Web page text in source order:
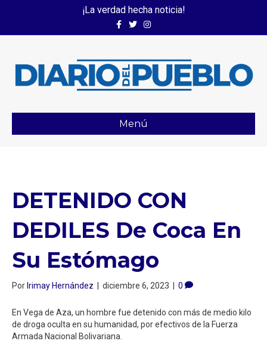
¡La verdad hecha noticia!
FacebookTwitterInstagram
Menú
DETENIDO CON
DEDILES De Coca En
Su Estómago
PorIrimay Hernández | diciembre 6, 2023 | 0
En Vega de Aza, un hombre fue detenido con más de medio kilo
de droga oculta en su humanidad, por efectivos de la Fuerza
Armada Nacional Bolivariana.